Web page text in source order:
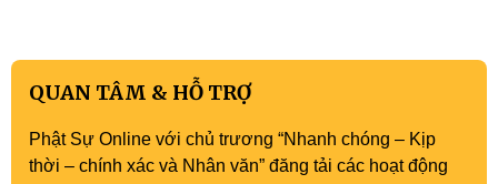
QUAN TÂM & HỖ TRỢ
Phật Sự Online với chủ trương “Nhanh chóng – Kịp
thời – chính xác và Nhân văn” đăng tải các hoạt động